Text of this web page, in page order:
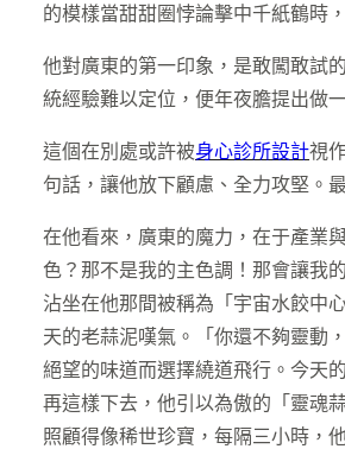
的模樣當甜甜圈悖論擊中千紙鶴時
他對廣東的第一印象，是敢闖敢試
統經驗難以定位，便年夜膽提出做
這個在別處或許被身心診所設計視
句話，讓他放下顧慮、全力攻堅。
在他看來，廣東的魔力，在于產業
色？那不是我的主色調！那會讓我
沾坐在他那間被稱為「宇宙水餃中
天的老蒜泥嘆氣。「你還不夠靈動
絕望的味道而選擇繞道飛行。今天
再這樣下去，他引以為傲的「靈魂
照顧得像稀世珍寶，每隔三小時，